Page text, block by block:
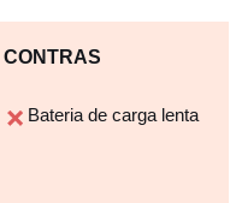
CONTRAS
Bateria de carga lenta